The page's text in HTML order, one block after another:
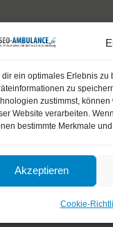
dir ein optimales Erlebnis
zu
zustimmst,
Website verarbeiten.
bestimmte Merkmale
Akzeptieren
Cookie-
guten
im Internet gibt,
außen zu
werden,
um dort in ihrer
und Nützlichkeit
die sich an